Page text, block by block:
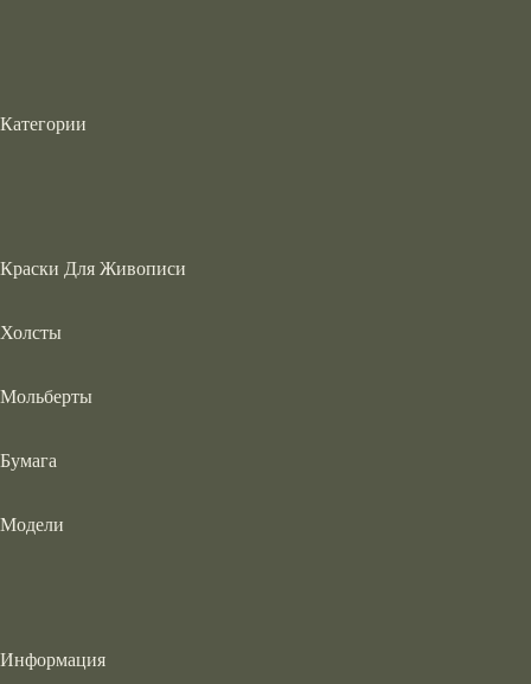
Категории
Краски Для Живописи
Холсты
Мольберты
Бумага
Модели
Информация